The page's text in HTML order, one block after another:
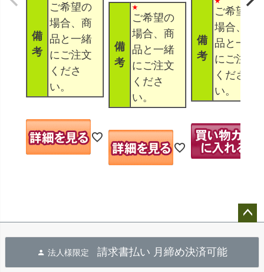
備
考
ご希望の
場合、商
品と一緒
にご注文
くださ
い。
備
考
ご希望の
場合、商
品と一緒
にご注文
くださ
い。
備
考
ご希望の
場合、商
品と一緒
にご注文
くださ
い。
へ
法人様限定 請求書払い 月締め決済可能